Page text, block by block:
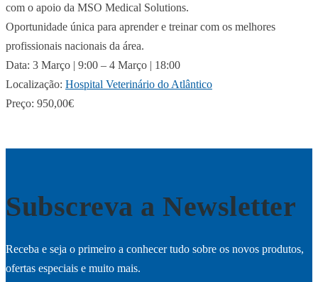
com o apoio da MSO Medical Solutions.
Oportunidade única para aprender e treinar com os melhores
profissionais nacionais da área.
Data: 3 Março | 9:00 – 4 Março | 18:00
Localização: Hospital Veterinário do Atlântico
Preço: 950,00€
Subscreva a Newsletter
Receba e seja o primeiro a conhecer tudo sobre os novos produtos,
ofertas especiais e muito mais.